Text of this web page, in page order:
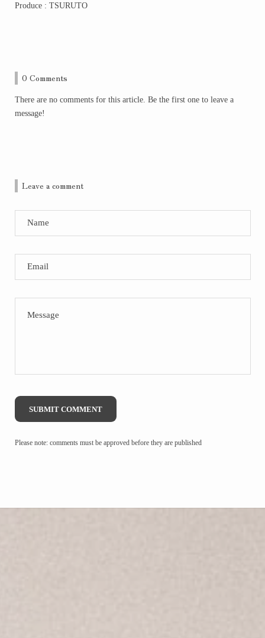
Produce : TSURUTO
0 Comments
There are no comments for this article. Be the first one to leave a
message!
Leave a comment
SUBMIT COMMENT
Please note: comments must be approved before they are published